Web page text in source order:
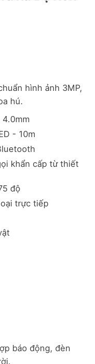
hình ảnh 3MP,
hú.
- 10m
khẩn cấp từ thiết
độ
trực tiếp
báo động, đèn